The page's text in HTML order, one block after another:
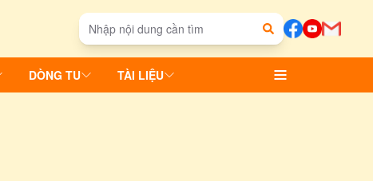
DÒNG TU TÀI LIỆU